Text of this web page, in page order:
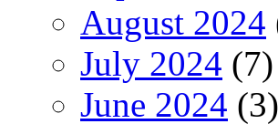
August 2024
July 2024 (7)
June 2024 (3)